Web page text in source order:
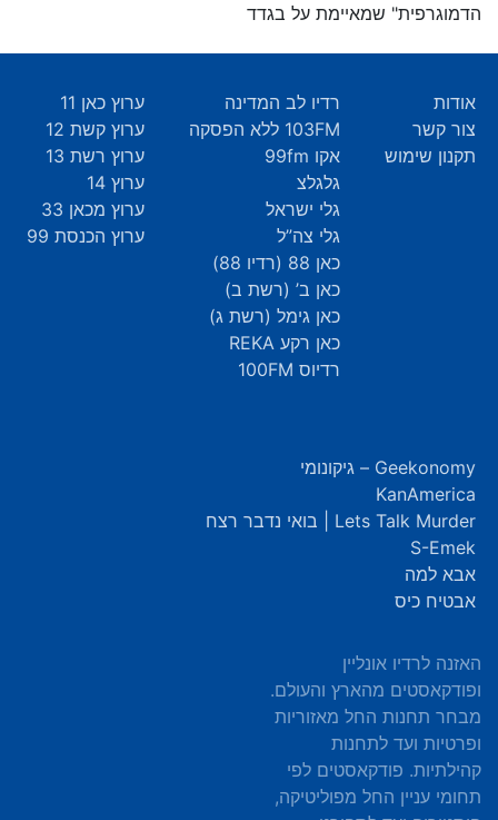
הדמוגרפית" שמאיימת על בגדד
אודות
צור קשר
תקנון שימוש
רדיו לב המדינה
103FM ללא הפסקה
אקו 99fm
גלגלצ
גלי ישראל
גלי צה”ל
כאן 88 (רדיו 88)
כאן ב’ (רשת ב)
כאן גימל (רשת ג)
כאן רקע REKA
רדיוס 100FM
ערוץ כאן 11
ערוץ קשת 12
ערוץ רשת 13
ערוץ 14
ערוץ מכאן 33
ערוץ הכנסת 99
Geekonomy – גיקונומי
KanAmerica
Lets Talk Murder | בואי נדבר רצח
S-Emek
אבא למה
אבטיח כיס
האזנה לרדיו אונליין
ופודקאסטים מהארץ והעולם.
מבחר תחנות החל מאזוריות
ופרטיות ועד לתחנות
קהילתיות. פודקאסטים לפי
תחומי עניין החל מפוליטיקה,